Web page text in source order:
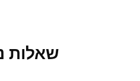
שאלות